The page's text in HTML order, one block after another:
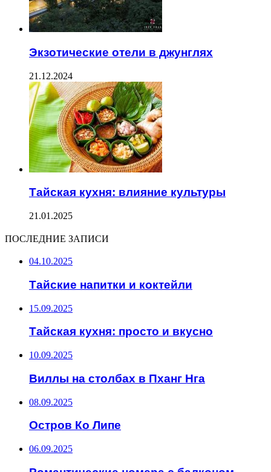
Экзотические отели в джунглях
21.12.2024
Тайская кухня: влияние культуры
21.01.2025
ПОСЛЕДНИЕ ЗАПИСИ
04.10.2025
Тайские напитки и коктейли
15.09.2025
Тайская кухня: просто и вкусно
10.09.2025
Виллы на столбах в Пханг Нга
08.09.2025
Остров Ко Липе
06.09.2025